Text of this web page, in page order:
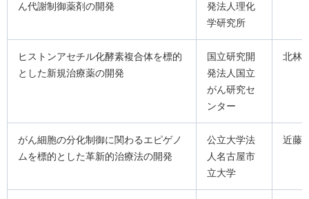
ん代謝制御薬剤の開発
発法人理化
学研究所
ヒストンアセチル化酵素複合体を標的
とした新規治療薬の開発
国立研究開
発法人国立
がん研究セ
ンター
北林
がん細胞の分化制御に関わるエピゲノ
ムを標的とした革新的治療法の開発
公立大学法
人名古屋市
立大学
近藤